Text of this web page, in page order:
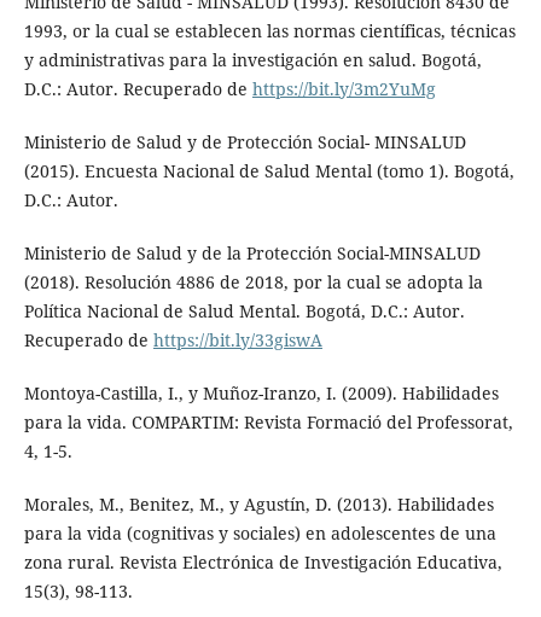
1993, or la cual se establecen las normas científicas, técnicas
y administrativas para la investigación en salud. Bogotá,
D.C.: Autor. Recuperado de https://bit.ly/3m2YuMg
Ministerio de Salud y de Protección Social- MINSALUD
(2015). Encuesta Nacional de Salud Mental (tomo 1). Bogotá,
D.C.: Autor.
Ministerio de Salud y de la Protección Social-MINSALUD
(2018). Resolución 4886 de 2018, por la cual se adopta la
Política Nacional de Salud Mental. Bogotá, D.C.: Autor.
Recuperado de https://bit.ly/33giswA
Montoya-Castilla, I., y Muñoz-Iranzo, I. (2009). Habilidades
para la vida. COMPARTIM: Revista Formació del Professorat,
4, 1-5.
Morales, M., Benitez, M., y Agustín, D. (2013). Habilidades
para la vida (cognitivas y sociales) en adolescentes de una
zona rural. Revista Electrónica de Investigación Educativa,
15(3), 98-113.